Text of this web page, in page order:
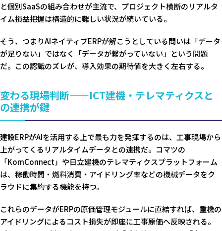
と個別SaaSの組み合わせが主流で、プロジェクト横断のリアルタ
イム損益把握は構造的に難しい状況が続いている。
そう、つまりAIネイティブERPが解こうとしている問いは「データ
が足りない」ではなく「データが繋がっていない」という問題
だ。この認識のズレが、導入効果の期待値を大きく左右する。
変わる現場判断——ICT建機・テレマティクスと
の連携が鍵
建設ERPがAIを活用する上で最も力を発揮するのは、工事現場から
上がってくるリアルタイムデータとの連携だ。コマツの
「KomConnect」や日立建機のテレマティクスプラットフォーム
は、稼働時間・燃料消費・アイドリング率などの機械データをク
ラウドに集約する機能を持つ。
これらのデータがERPの原価管理モジュールに直結すれば、重機の
アイドリングによるコスト損失が即座に工事原価へ反映される。